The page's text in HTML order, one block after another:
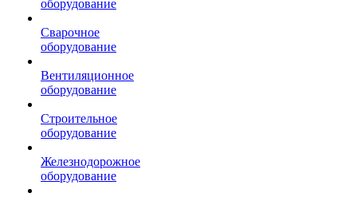
оборудование
Сварочное
оборудование
Вентиляционное
оборудование
Строительное
оборудование
Железнодорожное
оборудование